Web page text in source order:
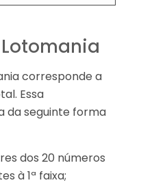
corresponde a
Essa
da seguinte forma
dos 20 números
à 1ª faixa;